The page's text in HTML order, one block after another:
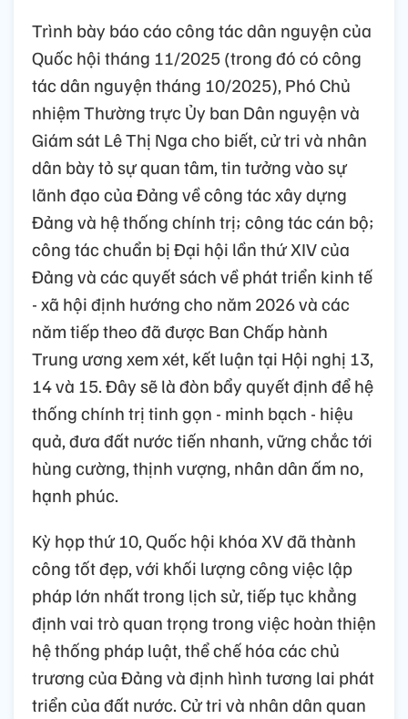
Trình bày báo cáo công tác dân nguyện của
Quốc hội tháng 11/2025 (trong đó có công
tác dân nguyện tháng 10/2025), Phó Chủ
nhiệm Thường trực Ủy ban Dân nguyện và
Giám sát Lê Thị Nga cho biết, cử tri và nhân
dân bày tỏ sự quan tâm, tin tưởng vào sự
lãnh đạo của Đảng về công tác xây dựng
Đảng và hệ thống chính trị; công tác cán bộ;
công tác chuẩn bị Đại hội lần thứ XIV của
Đảng và các quyết sách về phát triển kinh tế
- xã hội định hướng cho năm 2026 và các
năm tiếp theo đã được Ban Chấp hành
Trung ương xem xét, kết luận tại Hội nghị 13,
14 và 15. Đây sẽ là đòn bẩy quyết định để hệ
thống chính trị tinh gọn - minh bạch - hiệu
quả, đưa đất nước tiến nhanh, vững chắc tới
hùng cường, thịnh vượng, nhân dân ấm no,
hạnh phúc.
Kỳ họp thứ 10, Quốc hội khóa XV đã thành
công tốt đẹp, với khối lượng công việc lập
pháp lớn nhất trong lịch sử, tiếp tục khẳng
định vai trò quan trọng trong việc hoàn thiện
hệ thống pháp luật, thể chế hóa các chủ
trương của Đảng và định hình tương lai phát
triển của đất nước. Cử tri và nhân dân quan